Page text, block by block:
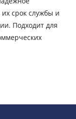
срок службы и
Подходит для